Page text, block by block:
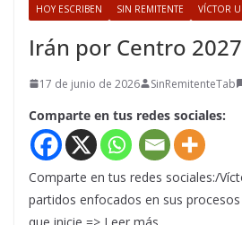
HOY ESCRIBEN SIN REMITENTE VÍCTOR
Irán por Centro 2027
17 de junio de 2026 SinRemitenteTab
Comparte en tus redes sociales:
Comparte en tus redes sociales:/
partidos enfocados en sus